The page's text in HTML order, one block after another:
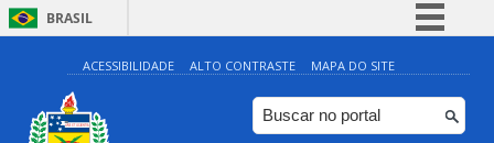
BRASIL
Simplifique!
Comunica BR
Participe
ACESSIBILIDADE ALTO CONTRASTE MAPA DO SITE